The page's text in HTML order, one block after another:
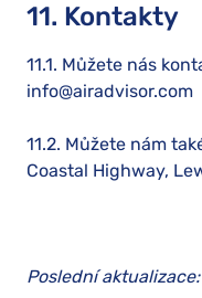
11. Kontakty
11.1. Můžete nás
info@airadvisor.com
11.2. Můžete nám
Coastal Highway,
Poslední